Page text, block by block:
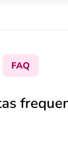
FAQ